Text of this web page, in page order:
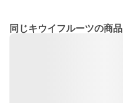
同じキウイフルーツの商品